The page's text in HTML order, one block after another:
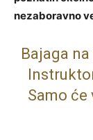
nezaboravno
Bajaga
Samo